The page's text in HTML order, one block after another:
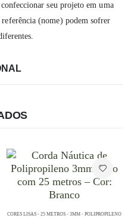
seu projeto em uma
(nome) podem sofrer
CORES LISAS - 25 METROS - 3MM - POLIPROPILENO